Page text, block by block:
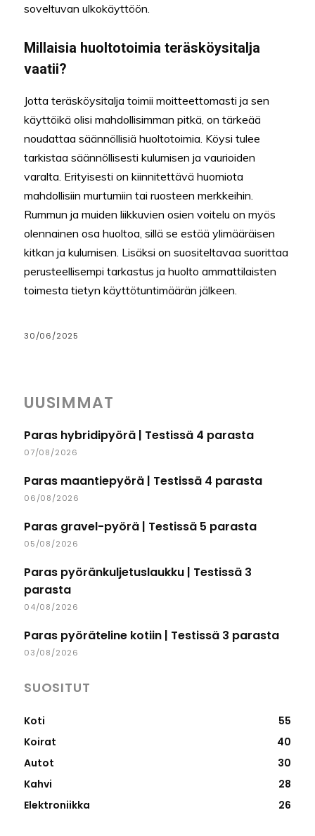
soveltuvan ulkokäyttöön.
Millaisia huoltotoimia teräsköysitalja
vaatii?
Jotta teräsköysitalja toimii moitteettomasti ja sen
käyttöikä olisi mahdollisimman pitkä, on tärkeää
noudattaa säännöllisiä huoltotoimia. Köysi tulee
tarkistaa säännöllisesti kulumisen ja vaurioiden
varalta. Erityisesti on kiinnitettävä huomiota
mahdollisiin murtumiin tai ruosteen merkkeihin.
Rummun ja muiden liikkuvien osien voitelu on myös
olennainen osa huoltoa, sillä se estää ylimääräisen
kitkan ja kulumisen. Lisäksi on suositeltavaa suorittaa
perusteellisempi tarkastus ja huolto ammattilaisten
toimesta tietyn käyttötuntimäärän jälkeen.
30/06/2025
UUSIMMAT
Paras hybridipyörä | Testissä 4 parasta
07/08/2026
Paras maantiepyörä | Testissä 4 parasta
06/08/2026
Paras gravel-pyörä | Testissä 5 parasta
05/08/2026
Paras pyöränkuljetuslaukku | Testissä 3
parasta
04/08/2026
Paras pyöräteline kotiin | Testissä 3 parasta
03/08/2026
SUOSITUT
Koti
55
Koirat
40
Autot
30
Kahvi
28
Elektroniikka
26